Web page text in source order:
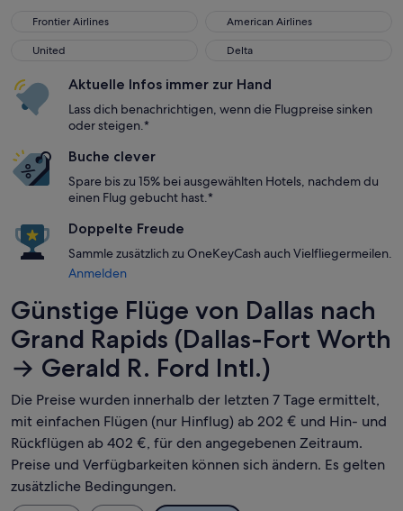
Frontier Airlines
Frontier Airlines American Airlines
American Airlines
United
United Delta
Delta
Aktuelle Infos immer zur Hand
Lass dich benachrichtigen, wenn die Flugpreise sinken
oder steigen.*
Buche clever
Spare bis zu 15% bei ausgewählten Hotels, nachdem du
einen Flug gebucht hast.*
Doppelte Freude
Sammle zusätzlich zu OneKeyCash auch Vielfliegermeilen.
Anmelden
Günstige Flüge von Dallas nach
Grand Rapids (Dallas-Fort Worth
→ Gerald R. Ford Intl.)
Die Preise wurden innerhalb der letzten 7 Tage ermittelt,
mit einfachen Flügen (nur Hinflug) ab 202 € und Hin- und
Rückflügen ab 402 €, für den angegebenen Zeitraum.
Preise und Verfügbarkeiten können sich ändern. Es gelten
zusätzliche Bedingungen.